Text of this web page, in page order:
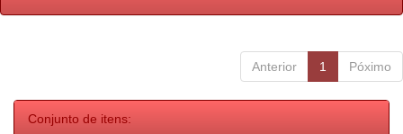
Anterior 1 Póximo
Conjunto de itens: